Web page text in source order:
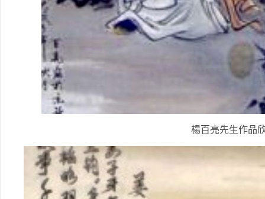
楊百亮先生作品